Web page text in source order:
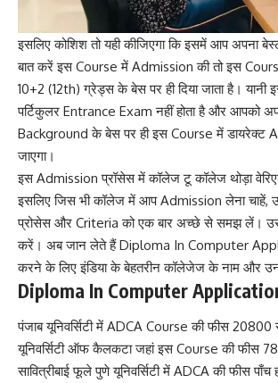
इसलिए कोशिश तो यही कीजिएगा कि इसमें आप अपना
बात करें इस Course में Admission की तो इस
10+2 (12th) ग्रेड्स के बेस पर ही दिया जाता है। यानी
पर्टिकुलर Entrance Exam नहीं होता है और आपको
Background के बेस पर ही इस Course में डायरेक्ट
जाएगा।
इस Admission प्रॉसेस में कॉलेज टू कॉलेज थोड़ा
इसलिए जिस भी कॉलेज में आप Admission लेना
प्रोसेस और Criteria को एक बार अच्छे से समझ लें।
करें। अब जान लेते हैं Diploma In Computer
करने के लिए इंडिया के बेहतरीन कॉलेजेज के नाम और
Diploma In Computer
पंजाब यूनिवर्सिटी में ADCA Course की फीस 20800
यूनिवर्सिटी ऑफ कैलकटा जहां इस Course की फीस
सावित्रीबाई फूले पुणे यूनिवर्सिटी में ADCA की फीस